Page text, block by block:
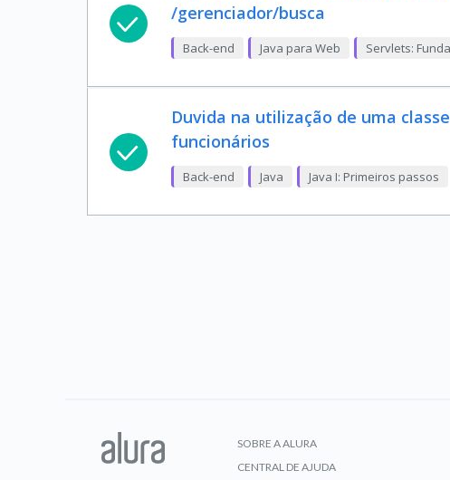
/gerenciador/busca
Back-end Java para Web Servlets:
Duvida na utilização de uma
funcionários
Back-end Java Java I: Primeiros passos
SOBRE A ALURA
CENTRAL DE AJUDA